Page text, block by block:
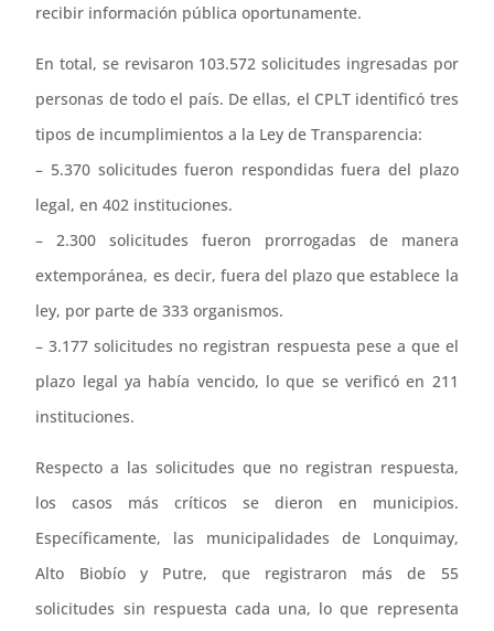
recibir información pública oportunamente.
En total, se revisaron 103.572 solicitudes ingresadas por
personas de todo el país. De ellas, el CPLT identificó tres
tipos de incumplimientos a la Ley de Transparencia:
– 5.370 solicitudes fueron respondidas fuera del plazo
legal, en 402 instituciones.
– 2.300 solicitudes fueron prorrogadas de manera
extemporánea, es decir, fuera del plazo que establece la
ley, por parte de 333 organismos.
– 3.177 solicitudes no registran respuesta pese a que el
plazo legal ya había vencido, lo que se verificó en 211
instituciones.
Respecto a las solicitudes que no registran respuesta,
los casos más críticos se dieron en municipios.
Específicamente, las municipalidades de Lonquimay,
Alto Biobío y Putre, que registraron más de 55
solicitudes sin respuesta cada una, lo que representa